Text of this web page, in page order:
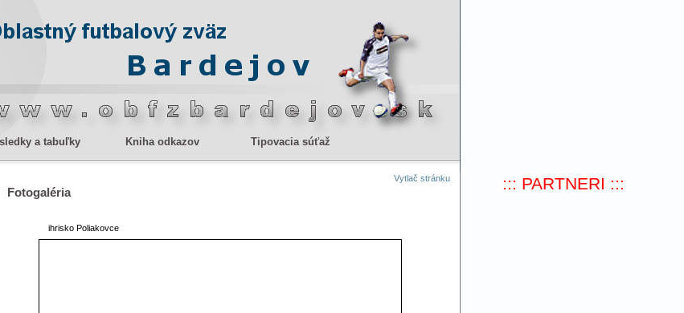
::: PARTNERI :::
a tabuľky Kniha odkazov Tipovacia súťaž
Vytlač stránku
Fotogaléria
ihrisko Poliakovce